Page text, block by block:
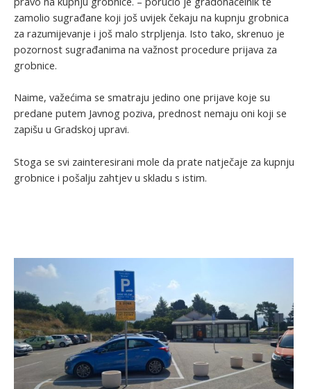
zamolio sugrađane koji još uvijek čekaju na kupnju grobnica
za razumijevanje i još malo strpljenja. Isto tako, skrenuo je
pozornost sugrađanima na važnost procedure prijava za
grobnice.
Naime, važećima se smatraju jedino one prijave koje su
predane putem Javnog poziva, prednost nemaju oni koji se
zapišu u Gradskoj upravi.
Stoga se svi zainteresirani mole da prate natječaje za kupnju
grobnice i pošalju zahtjev u skladu s istim.